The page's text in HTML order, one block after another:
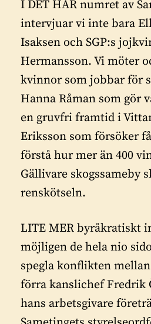
I DET HÄR numret av
intervjuar vi inte bara
Isaksen och SGP:s
Hermansson. Vi möter
kvinnor som jobbar för
Hanna Råman som gör
en gruvfri framtid i
Eriksson som försöker
förstå hur mer än 400
Gällivare skogssameby
renskötseln.
LITE MER byråkratiskt
möjligen de hela nio
spegla konflikten
förra kanslichef Fredrik
hans arbetsgivare